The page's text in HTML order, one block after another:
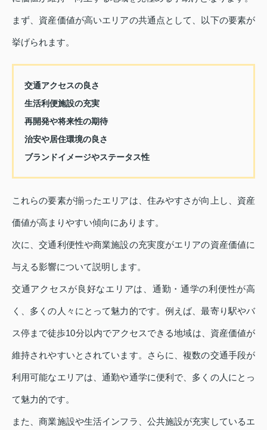
まず、資産価値が高いエリアの共通点として、以下の要素が
挙げられます。
交通アクセスの良さ
生活利便施設の充実
再開発や将来性の期待
治安や居住環境の良さ
ブランドイメージやステータス性
これらの要素が揃ったエリアは、住みやすさが向上し、資産
価値が高まりやすい傾向にあります。
次に、交通利便性や商業施設の充実度がエリアの資産価値に
与える影響について説明します。
交通アクセスが良好なエリアは、通勤・通学の利便性が高
く、多くの人々にとって魅力的です。例えば、最寄り駅やバ
ス停まで徒歩10分以内でアクセスできる地域は、資産価値が
維持されやすいとされています。さらに、複数の交通手段が
利用可能なエリアは、通勤や通学に便利で、多くの人にとっ
て魅力的です。
また、商業施設や生活インフラ、公共施設が充実しているエ